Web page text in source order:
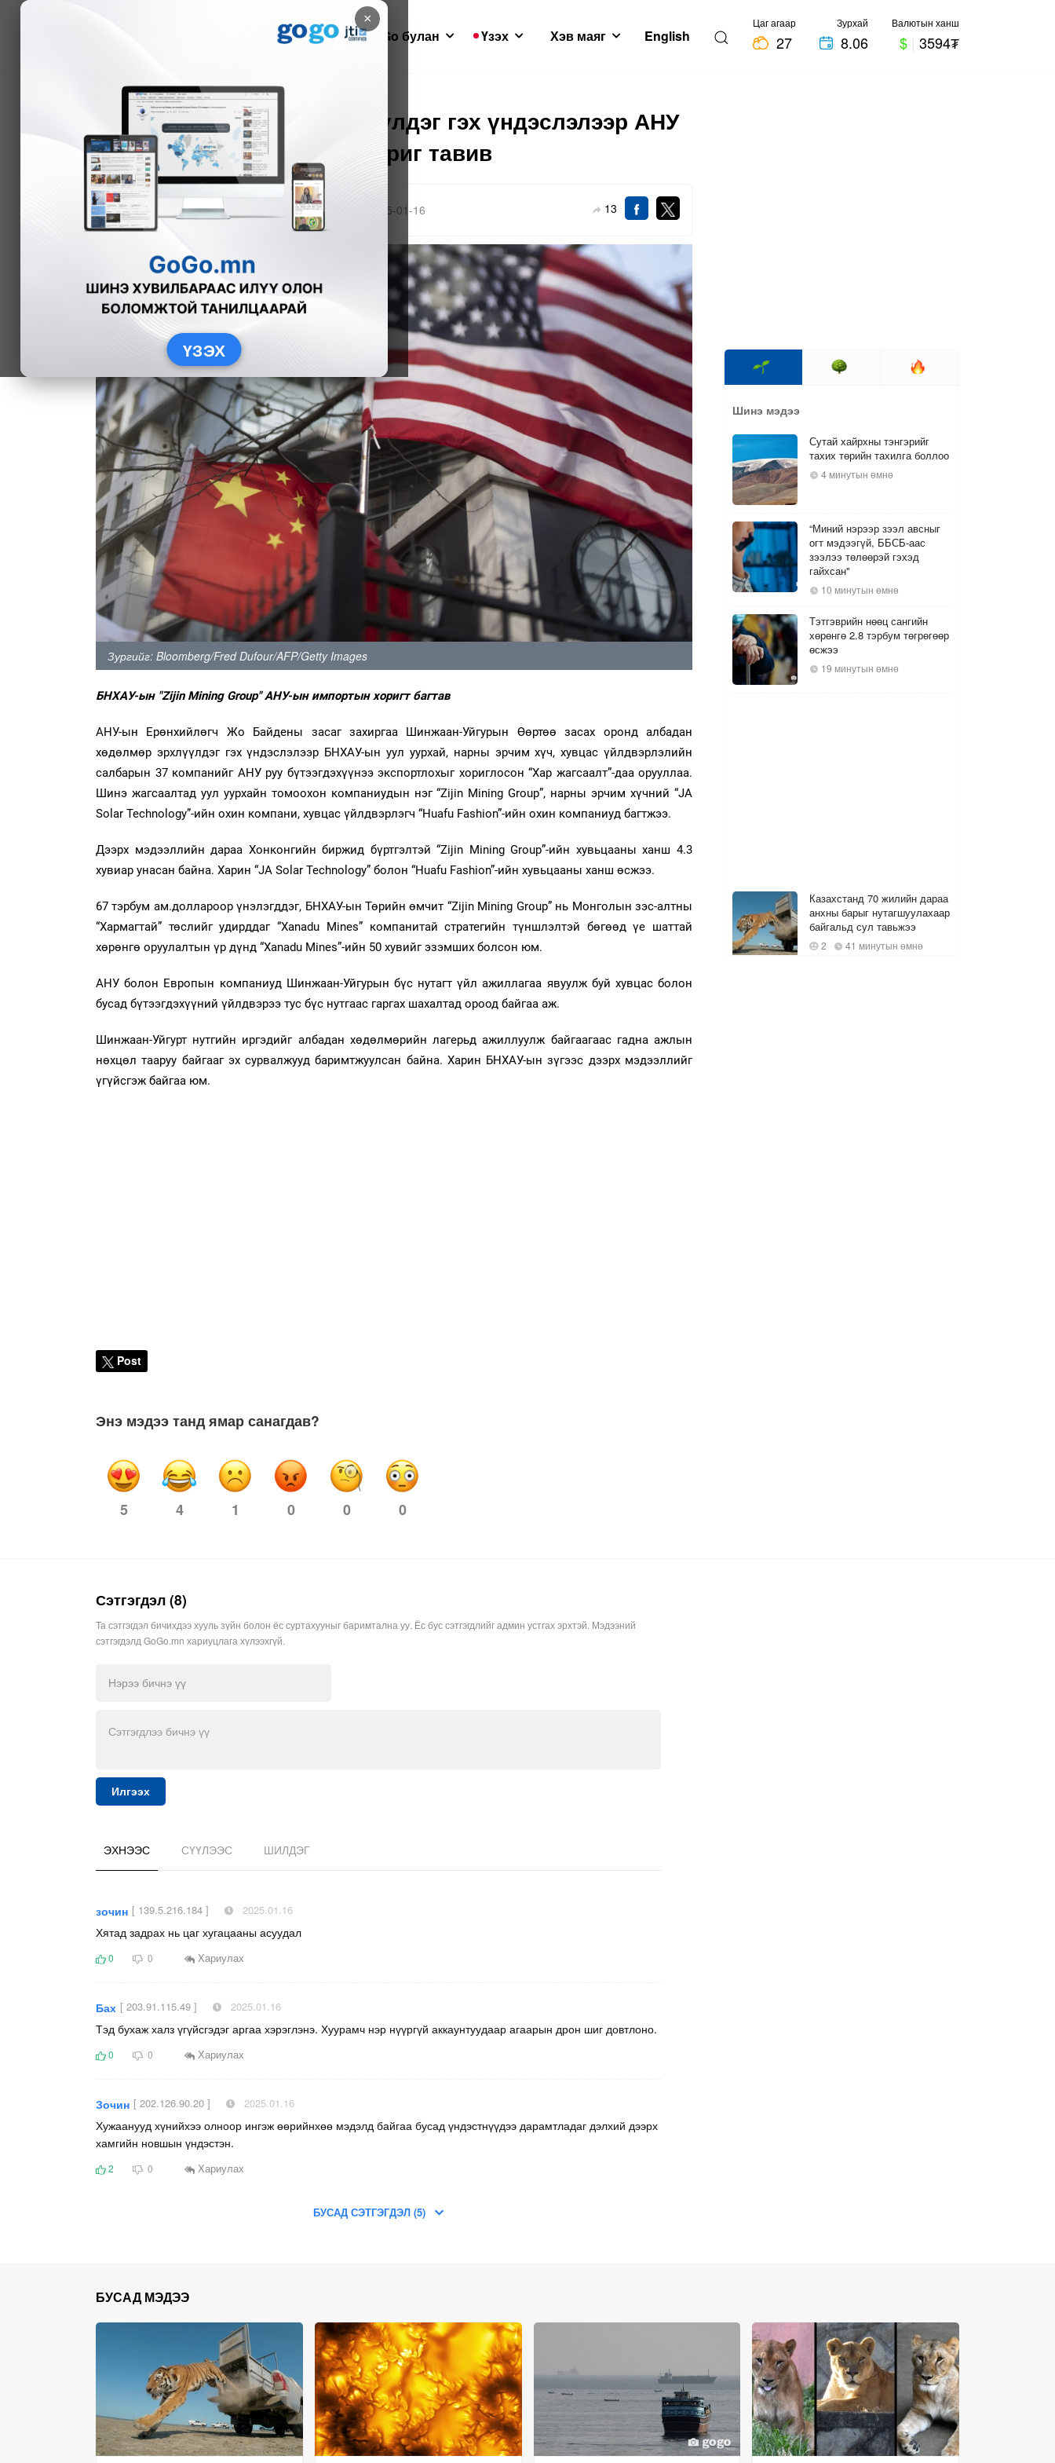
×
ҮЗЭХ
Мэдээ GoGo булан Үзэх Хэв маяг English
Цаг агаар
27
Зурхай
8.06
Валютын ханш
$ | 3594₮
Албадан хөдөлмөр эрхлүүлдэг гэх үндэслэлээр АНУ
БНХАУ-ын 37 компанид хориг тавив
Bloomberg TV Mongolia Дэлхийд 2025-01-16 13
Зургийг: Bloomberg/Fred Dufour/AFP/Getty Images
БНХАУ-ын "Zijin Mining Group" АНУ-ын импортын хоригт багтав
АНУ-ын Ерөнхийлөгч Жо Байдены засаг захиргаа Шинжаан-Уйгурын Өөртөө засах оронд албадан
хөдөлмөр эрхлүүлдэг гэх үндэслэлээр БНХАУ-ын уул уурхай, нарны эрчим хүч, хувцас үйлдвэрлэлийн
салбарын 37 компанийг АНУ руу бүтээгдэхүүнээ экспортлохыг хориглосон “Хар жагсаалт”-даа орууллаа.
Шинэ жагсаалтад уул уурхайн томоохон компаниудын нэг “Zijin Mining Group”, нарны эрчим хүчний “JA
Solar Technology”-ийн охин компани, хувцас үйлдвэрлэгч “Huafu Fashion”-ийн охин компаниуд багтжээ.
Дээрх мэдээллийн дараа Хонконгийн биржид бүртгэлтэй “Zijin Mining Group”-ийн хувьцааны ханш 4.3
хувиар унасан байна. Харин “JA Solar Technology” болон “Huafu Fashion”-ийн хувьцааны ханш өсжээ.
67 тэрбум ам.доллароор үнэлэгддэг, БНХАУ-ын Төрийн өмчит “Zijin Mining Group” нь Монголын зэс-алтны
“Хармагтай” төслийг удирддаг “Xanadu Mines” компанитай стратегийн түншлэлтэй бөгөөд үе шаттай
хөрөнгө оруулалтын үр дүнд “Xanadu Mines”-ийн 50 хувийг эзэмших болсон юм.
АНУ болон Европын компаниуд Шинжаан-Уйгурын бүс нутагт үйл ажиллагаа явуулж буй хувцас болон
бусад бүтээгдэхүүний үйлдвэрээ тус бүс нутгаас гаргах шахалтад ороод байгаа аж.
Шинжаан-Уйгурт нутгийн иргэдийг албадан хөдөлмөрийн лагерьд ажиллуулж байгаагаас гадна ажлын
нөхцөл тааруу байгааг эх сурвалжууд баримтжуулсан байна. Харин БНХАУ-ын зүгээс дээрх мэдээллийг
үгүйсгэж байгаа юм.
Post
Энэ мэдээ танд ямар санагдав?
5 4 1 0 0 0
Шинэ мэдээ
Сутай хайрхны тэнгэрийг
тахих төрийн тахилга боллоо
4 минутын өмнө
“Миний нэрээр зээл авсныг
огт мэдээгүй, ББСБ-аас
зээлээ төлөөрэй гэхэд
гайхсан"
10 минутын өмнө
Тэтгэврийн нөөц сангийн
хөрөнгө 2.8 тэрбум төгрөгөөр
өсжээ
19 минутын өмнө
Казахстанд 70 жилийн дараа
анхны барыг нутагшуулахаар
байгальд сул тавьжээ
2 41 минутын өмнө
Сэтгэгдэл (8)
Та сэтгэгдэл бичихдээ хууль зүйн болон ёс суртахууныг баримтална уу. Ёс бус сэтгэгдлийг админ устгах эрхтэй. Мэдээний
сэтгэгдэлд GoGo.mn хариуцлага хүлээхгүй.
Илгээх
ЭХНЭЭС СҮҮЛЭЭС ШИЛДЭГ
зочин [ 139.5.216.184 ] 2025.01.16
Хятад задрах нь цаг хугацааны асуудал
0 0 Хариулах
Бах [ 203.91.115.49 ] 2025.01.16
Тэд бухаж халз үгүйсгэдэг аргаа хэрэглэнэ. Хуурамч нэр нүүргүй аккаунтуудаар агаарын дрон шиг довтлоно.
0 0 Хариулах
Зочин [ 202.126.90.20 ] 2025.01.16
Хужаанууд хүнийхээ олноор ингэж өөрийнхөө мэдэлд байгаа бусад үндэстнүүдээ дарамтладаг дэлхий дээрх
хамгийн новшын үндэстэн.
2 0 Хариулах
БУСАД СЭТГЭГДЭЛ (5)
БУСАД МЭДЭЭ